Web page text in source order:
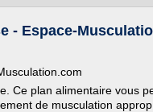
- Espace-
Ce plan alimentaire vous
de musculation